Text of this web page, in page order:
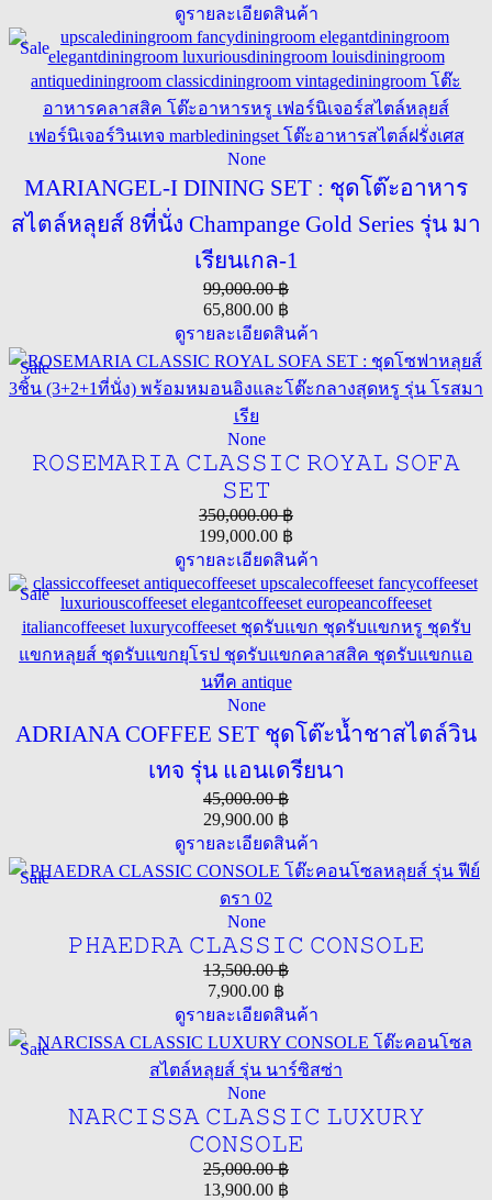
ดูรายละเอียดสินค้า
Sale
None
MARIANGEL-I DINING SET : ชุดโต๊ะอาหาร
สไตล์หลุยส์ 8ที่นั่ง Champange Gold Series รุ่น มา
เรียนเกล-1
99,000.00฿
65,800.00 ฿
ดูรายละเอียดสินค้า
Sale
None
𝚁𝙾𝚂𝙴𝙼𝙰𝚁𝙸𝙰 𝙲𝙻𝙰𝚂𝚂𝙸𝙲 𝚁𝙾𝚈𝙰𝙻 𝚂𝙾𝙵𝙰
𝚂𝙴𝚃
350,000.00฿
199,000.00 ฿
ดูรายละเอียดสินค้า
Sale
None
ADRIANA COFFEE SET ชุดโต๊ะน้ำชาสไตล์วิน
เทจ รุ่น แอนเดรียนา
45,000.00฿
29,900.00 ฿
ดูรายละเอียดสินค้า
Sale
None
𝙿𝙷𝙰𝙴𝙳𝚁𝙰 𝙲𝙻𝙰𝚂𝚂𝙸𝙲 𝙲𝙾𝙽𝚂𝙾𝙻𝙴
13,500.00฿
7,900.00 ฿
ดูรายละเอียดสินค้า
Sale
None
𝙽𝙰𝚁𝙲𝙸𝚂𝚂𝙰 𝙲𝙻𝙰𝚂𝚂𝙸𝙲 𝙻𝚄𝚇𝚄𝚁𝚈
𝙲𝙾𝙽𝚂𝙾𝙻𝙴
25,000.00฿
13,900.00 ฿